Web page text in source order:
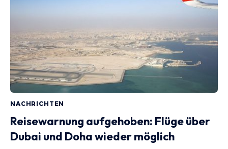
NACHRICHTEN
Reisewarnung aufgehoben: Flüge über
Dubai und Doha wieder möglich